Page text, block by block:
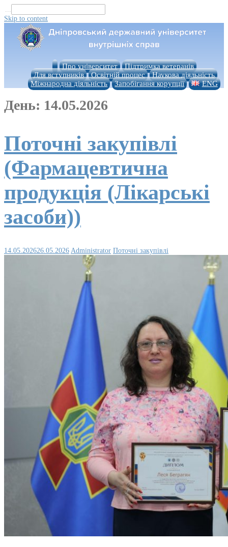
...
Skip to content
Про університет
Підтримка ветеранів
Для вступників
Освітній процес
Наукова діяльність
Міжнародна діяльність
Запобігання корупції ENG
День: 14.05.2026
Поточні закупівлі
(Фармацевтична
продукція (Лікарські
засоби))
14.05.202626.05.2026 Administrator Поточні закупівлі